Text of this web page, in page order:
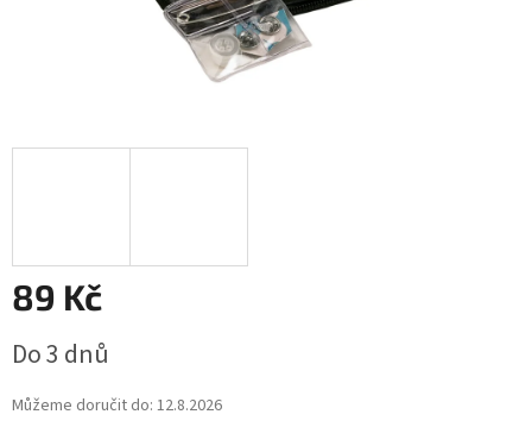
89 Kč
cena:
Do 3 dnů
Můžeme doručit do: 12.8.2026